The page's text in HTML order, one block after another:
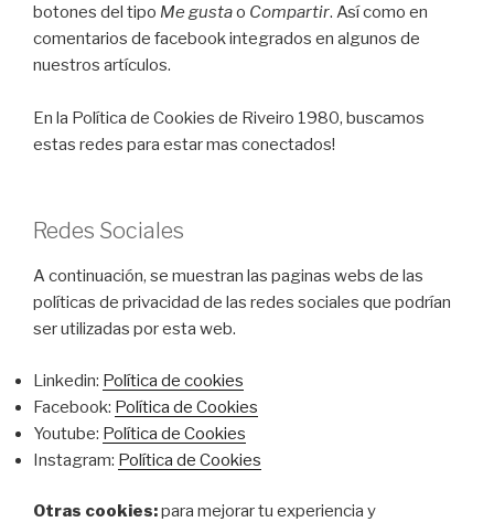
botones del tipo Me gustao Compartir. Así como en
comentarios de facebook integrados en algunos de
nuestros artículos.
En la Política de Cookies de Riveiro 1980, buscamos
estas redes para estar mas conectados!
Redes Sociales
A continuación, se muestran las paginas webs de las
políticas de privacidad de las redes sociales que podrían
ser utilizadas por esta web.
Linkedin: Política de cookies
Facebook: Política de Cookies
Youtube: Política de Cookies
Instagram: Política de Cookies
Otras cookies:para mejorar tu experiencia y